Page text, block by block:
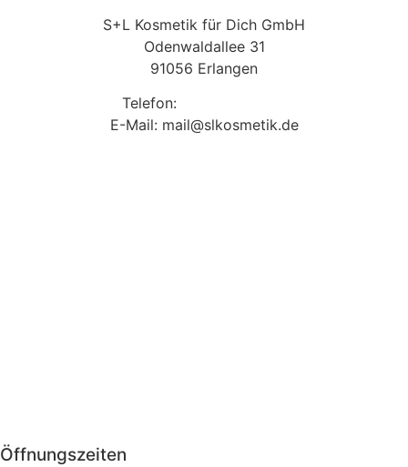
S+L Kosmetik für Dich GmbH
Odenwaldallee 31
91056 Erlangen
Telefon:
E-Mail: mail@slkosmetik.de
Öffnungszeiten